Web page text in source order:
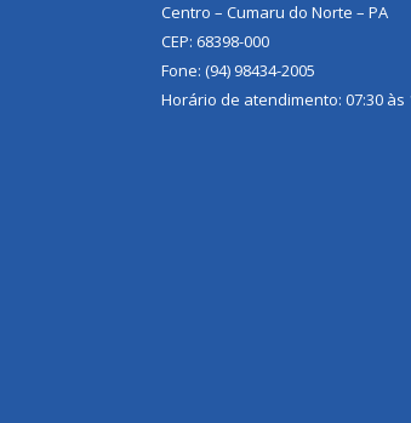
Centro – Cumaru do Norte – PA
CEP: 68398-000
Fone: (94) 98434-2005
Horário de atendimento: 07:30 às